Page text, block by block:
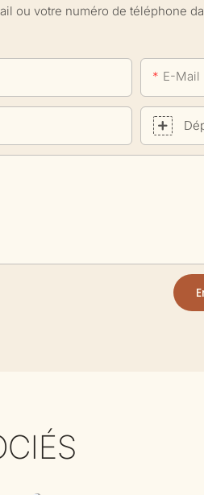
ou votre numéro de téléphone
E-Mail